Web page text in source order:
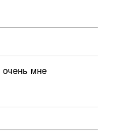
очень мне